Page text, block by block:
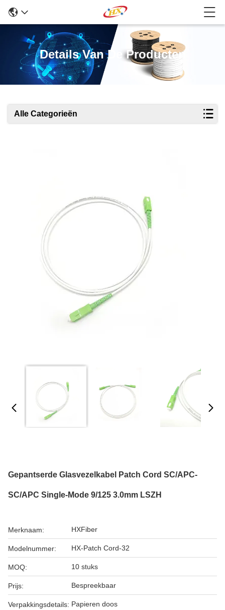
Details Van De Producten
Alle Categorieën
Gepantserde Glasvezelkabel Patch Cord SC/APC-
SC/APC Single-Mode 9/125 3.0mm LSZH
Merknaam: HXFiber
Modelnummer: HX-Patch Cord-32
MOQ: 10 stuks
Prijs: Bespreekbaar
Verpakkingsdetails: Papieren doos